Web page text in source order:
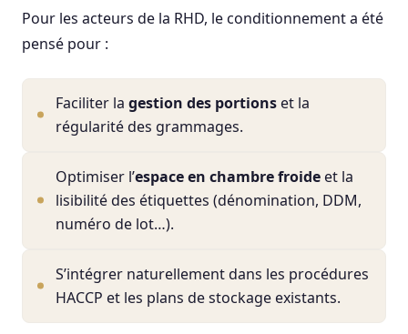
Pour les acteurs de la RHD, le conditionnement a été
pensé pour :
Faciliter la gestion des portions et la
régularité des grammages.
Optimiser l’espace en chambre froide et la
lisibilité des étiquettes (dénomination, DDM,
numéro de lot…).
S’intégrer naturellement dans les procédures
HACCP et les plans de stockage existants.